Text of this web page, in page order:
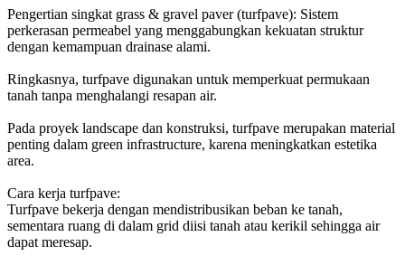
Pengertian singkat grass & gravel paver (turfpave): Sistem
perkerasan permeabel yang menggabungkan kekuatan struktur
dengan kemampuan drainase alami.
Ringkasnya, turfpave digunakan untuk memperkuat permukaan
tanah tanpa menghalangi resapan air.
Pada proyek landscape dan konstruksi, turfpave merupakan material
penting dalam green infrastructure, karena meningkatkan estetika
area.
Cara kerja turfpave:
Turfpave bekerja dengan mendistribusikan beban ke tanah,
sementara ruang di dalam grid diisi tanah atau kerikil sehingga air
dapat meresap.